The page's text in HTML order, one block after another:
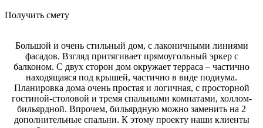
Получить смету
Большой и очень стильный дом, с лаконичными линиями
фасадов. Взгляд притягивает прямоугольный эркер с
балконом. С двух сторон дом окружает терраса – частично
находящаяся под крышей, частично в виде подиума.
Планировка дома очень простая и логичная, с просторной
гостиной-столовой и тремя спальными комнатами, холлом-
бильярдной. Впрочем, бильярдную можно заменить на 2
дополнительные спальни. К этому проекту наши клиенты